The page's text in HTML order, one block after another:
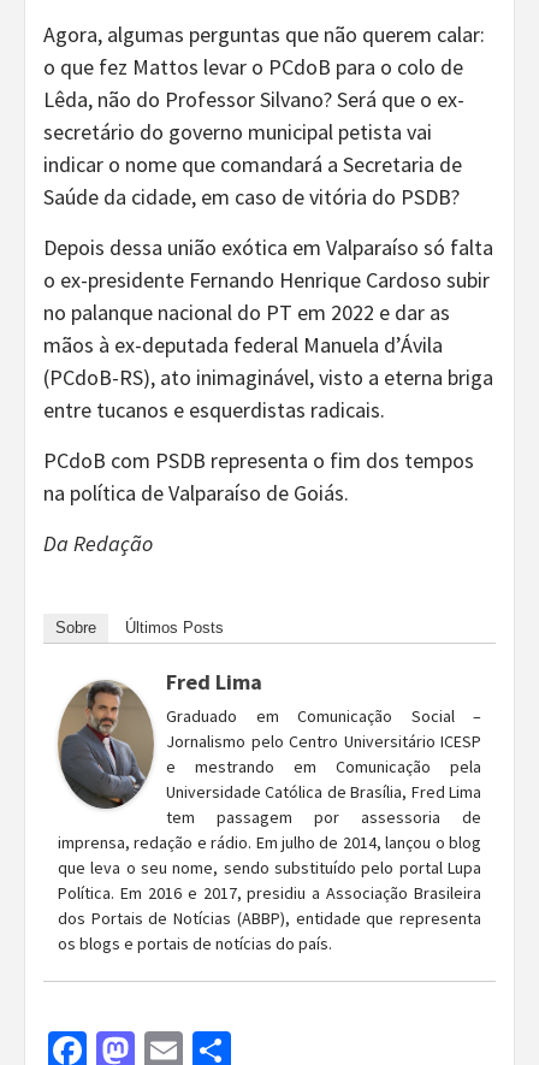
Agora, algumas perguntas que não querem calar:
o que fez Mattos levar o PCdoB para o colo de
Lêda, não do Professor Silvano? Será que o ex-
secretário do governo municipal petista vai
indicar o nome que comandará a Secretaria de
Saúde da cidade, em caso de vitória do PSDB?
Depois dessa união exótica em Valparaíso só falta
o ex-presidente Fernando Henrique Cardoso subir
no palanque nacional do PT em 2022 e dar as
mãos à ex-deputada federal Manuela d’Ávila
(PCdoB-RS), ato inimaginável, visto a eterna briga
entre tucanos e esquerdistas radicais.
PCdoB com PSDB representa o fim dos tempos
na política de Valparaíso de Goiás.
Da Redação
Sobre Últimos Posts
Fred Lima
Graduado em Comunicação Social –
Jornalismo pelo Centro Universitário ICESP
e mestrando em Comunicação pela
Universidade Católica de Brasília, Fred Lima
tem passagem por assessoria de
imprensa, redação e rádio. Em julho de 2014, lançou o blog
que leva o seu nome, sendo substituído pelo portal Lupa
Política. Em 2016 e 2017, presidiu a Associação Brasileira
dos Portais de Notícias (ABBP), entidade que representa
os blogs e portais de notícias do país.
Facebook
Mastodon
Email